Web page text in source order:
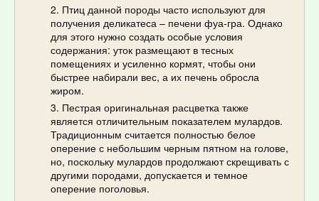
Птиц данной породы часто используют для
получения деликатеса – печени фуа-гра. Однако
для этого нужно создать особые условия
содержания: уток размещают в тесных
помещениях и усиленно кормят, чтобы они
быстрее набирали вес, а их печень обросла
жиром.
Пестрая оригинальная расцветка также
является отличительным показателем мулардов.
Традиционным считается полностью белое
оперение с небольшим черным пятном на голове,
но, поскольку мулардов продолжают скрещивать с
другими породами, допускается и темное
оперение поголовья.